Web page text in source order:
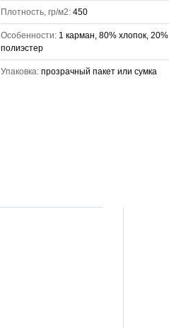
Плотность, гр/м2: 450
Особенности: 1 карман, 80% хлопок, 20%
полиэстер
Упаковка: прозрачный пакет или сумка